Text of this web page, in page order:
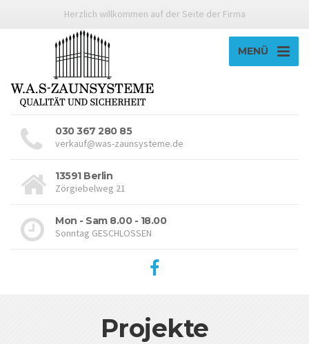
Herzlich willkommen auf der Seite der Firma
MENÜ
030 367 280 85
verkauf@was-zaunsysteme.de
13591 Berlin
Zörgiebelweg 21
Mon - Sam 8.00 - 18.00
Sonntag GESCHLOSSEN
Projekte